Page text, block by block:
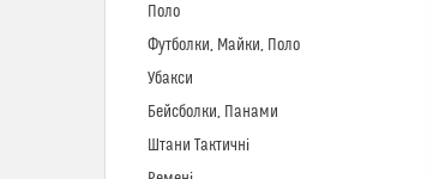
Поло
Футболки, Майки, Поло
Убакси
Бейсболки, Панами
Штани Тактичні